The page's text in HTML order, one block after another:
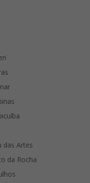
das Artes
da Rocha